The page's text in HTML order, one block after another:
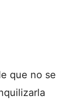
que no se